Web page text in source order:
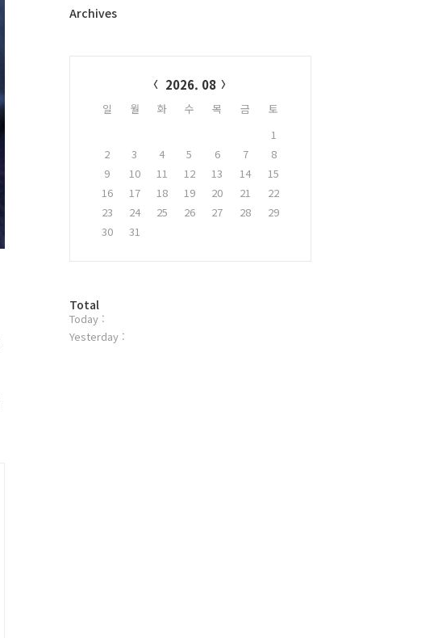
플
Archives
2026. 08
일 월 화 수 목 금
토
1
2
3 4 5 6 7
8
9
10 11 12 13 14
15
16
17 18 19 20 21
22
23
24 25 26 27 28
29
30
31
방
문
자
Total
Today :
Yesterday :